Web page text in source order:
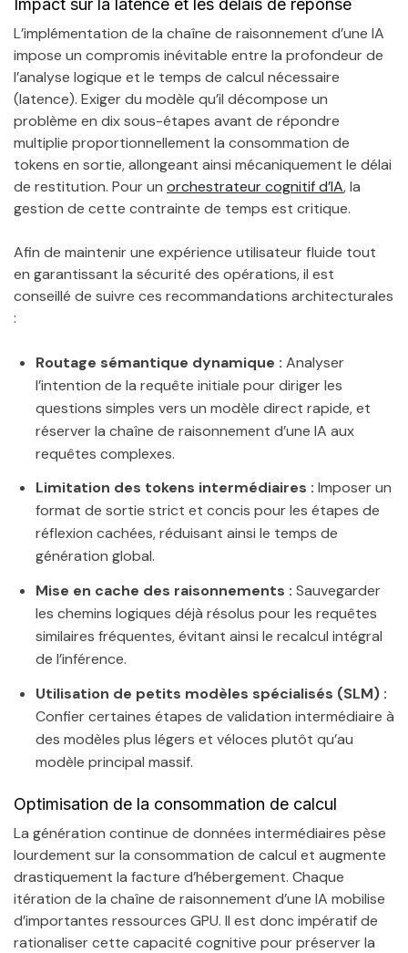
Impact sur la latence et les délais de réponse
L’implémentation de la chaîne de raisonnement d’une IA
impose un compromis inévitable entre la profondeur de
l’analyse logique et le temps de calcul nécessaire
(latence). Exiger du modèle qu’il décompose un
problème en dix sous-étapes avant de répondre
multiplie proportionnellement la consommation de
tokens en sortie, allongeant ainsi mécaniquement le délai
de restitution. Pour un orchestrateur cognitif d’IA, la
gestion de cette contrainte de temps est critique.
Afin de maintenir une expérience utilisateur fluide tout
en garantissant la sécurité des opérations, il est
conseillé de suivre ces recommandations architecturales
:
Routage sémantique dynamique : Analyser
l’intention de la requête initiale pour diriger les
questions simples vers un modèle direct rapide, et
réserver la chaîne de raisonnement d’une IA aux
requêtes complexes.
Limitation des tokens intermédiaires : Imposer un
format de sortie strict et concis pour les étapes de
réflexion cachées, réduisant ainsi le temps de
génération global.
Mise en cache des raisonnements : Sauvegarder
les chemins logiques déjà résolus pour les requêtes
similaires fréquentes, évitant ainsi le recalcul intégral
de l’inférence.
Utilisation de petits modèles spécialisés (SLM) :
Confier certaines étapes de validation intermédiaire à
des modèles plus légers et véloces plutôt qu’au
modèle principal massif.
Optimisation de la consommation de calcul
La génération continue de données intermédiaires pèse
lourdement sur la consommation de calcul et augmente
drastiquement la facture d’hébergement. Chaque
itération de la chaîne de raisonnement d’une IA mobilise
d’importantes ressources GPU. Il est donc impératif de
rationaliser cette capacité cognitive pour préserver la